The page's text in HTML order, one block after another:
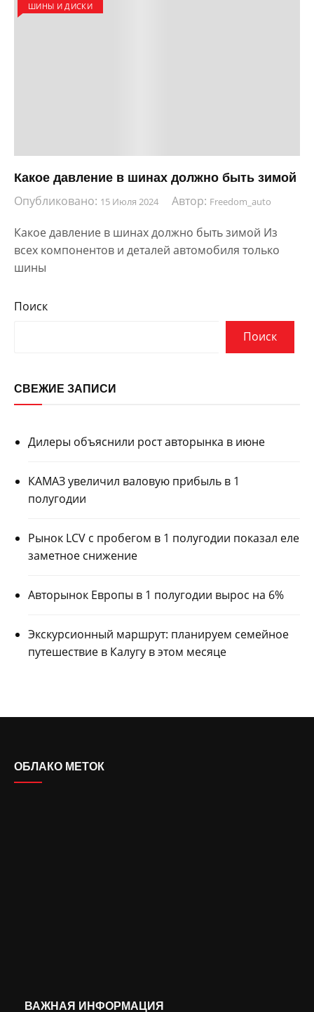
ШИНЫ И ДИСКИ
Какое давление в шинах должно быть зимой
Опубликовано: 15 Июля 2024 Автор: Freedom_auto
Какое давление в шинах должно быть зимой Из
всех компонентов и деталей автомобиля только
шины
Поиск
Поиск
СВЕЖИЕ ЗАПИСИ
Дилеры объяснили рост авторынка в июне
КАМАЗ увеличил валовую прибыль в 1
полугодии
Рынок LCV с пробегом в 1 полугодии показал еле
заметное снижение
Авторынок Европы в 1 полугодии вырос на 6%
Экскурсионный маршрут: планируем семейное
путешествие в Калугу в этом месяце
ОБЛАКО МЕТОК
ВАЖНАЯ ИНФОРМАЦИЯ